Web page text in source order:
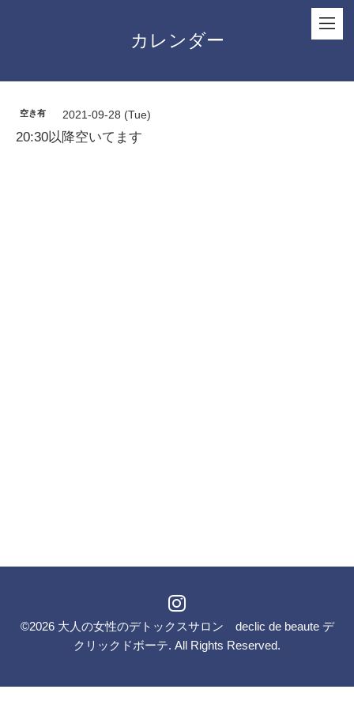
カレンダー
空き有 2021-09-28 (Tue)
20:30以降空いてます
©2026 大人の女性のデトックスサロン declic de beaute デ
クリックドボーテ. All Rights Reserved.